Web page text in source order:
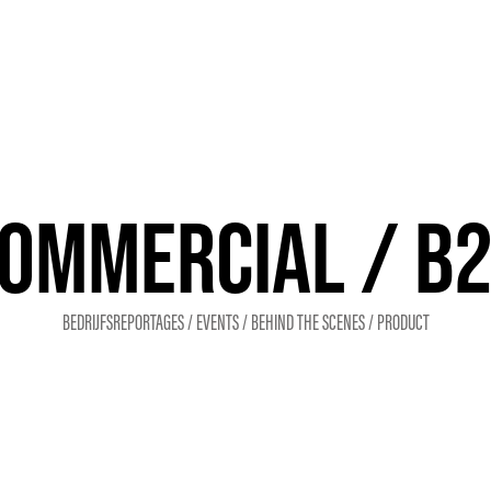
/
BEDRIJFSREPORTAGES / EVENTS / BEHIND THE SCENES / PRODUCT